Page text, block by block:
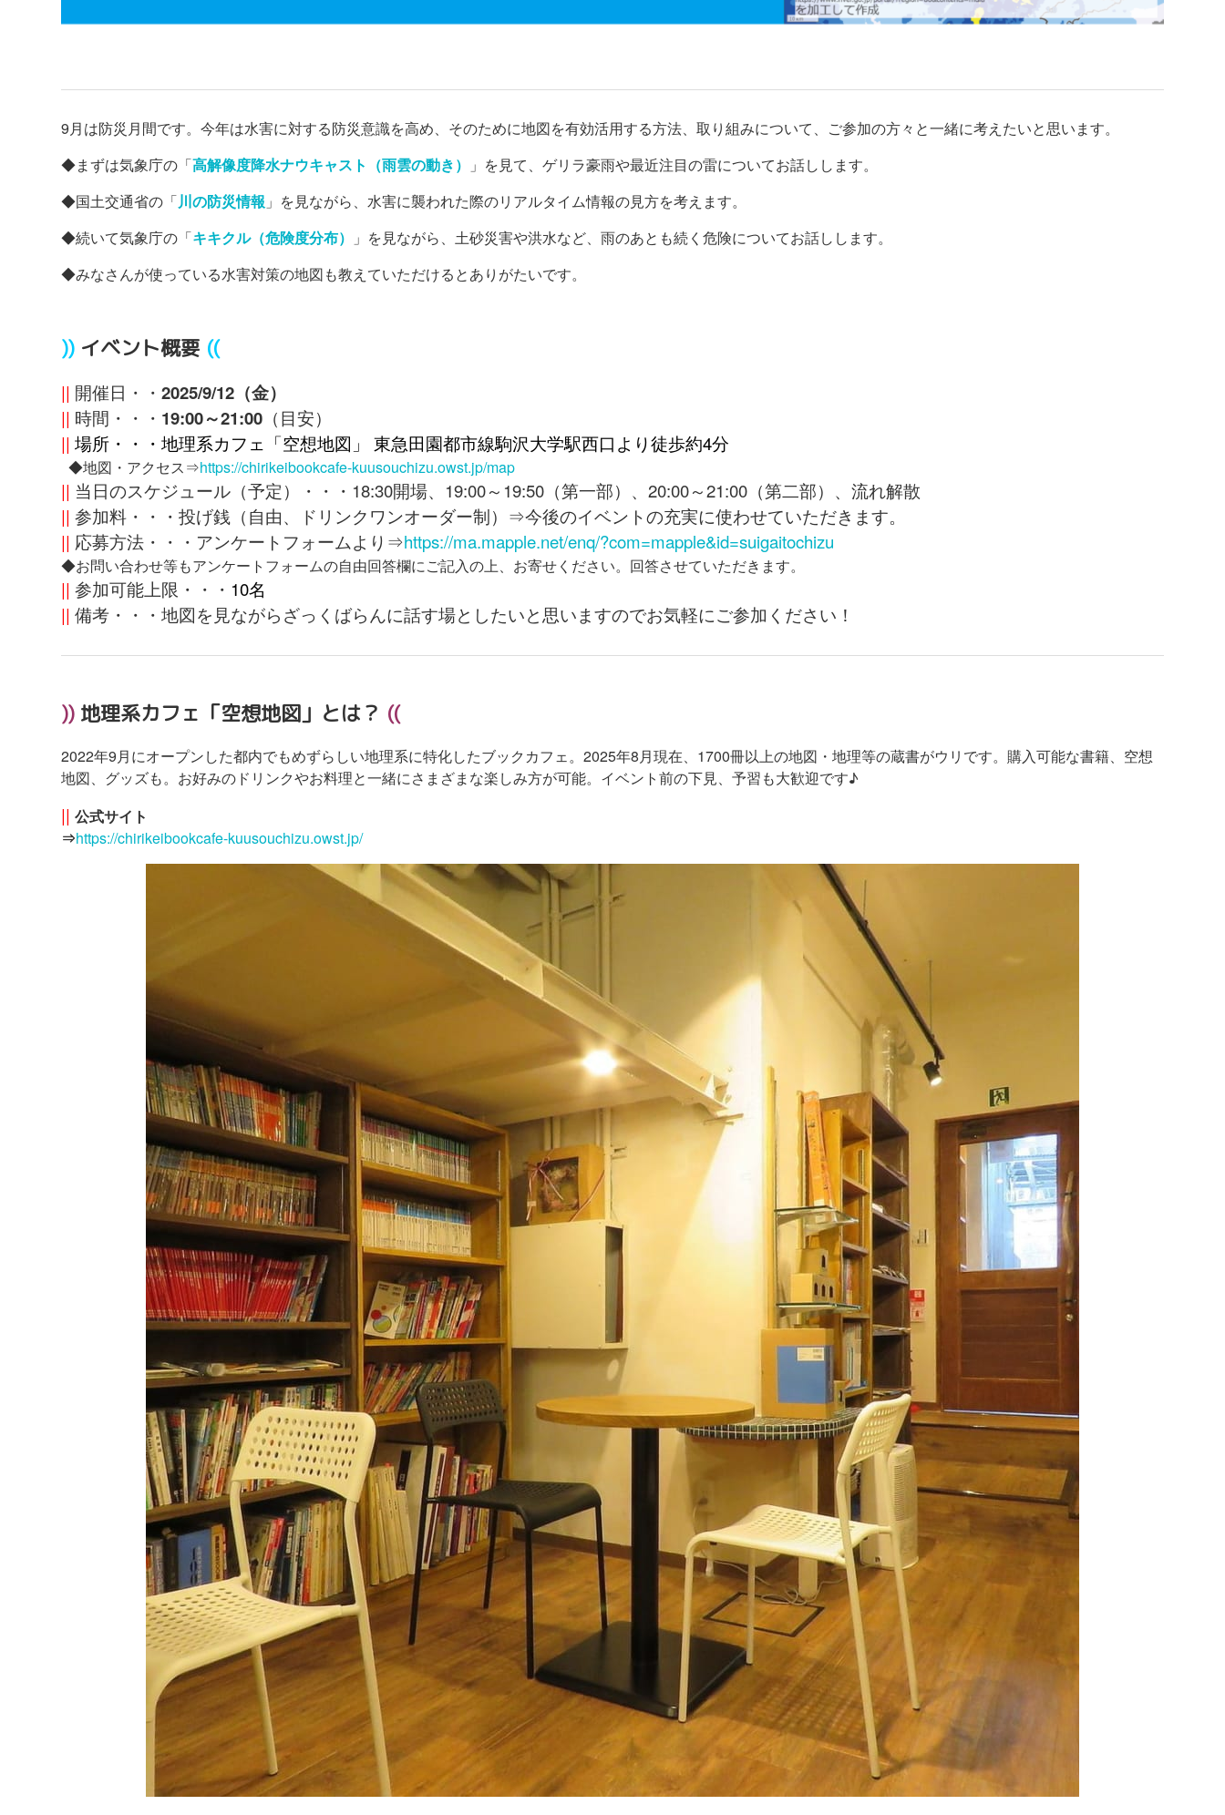
9月は防災月間です。今年は水害に対する防災意識を高め、そのために地図を有効活用する方法、取り組みについて、ご参加の方々と一緒に考えたいと思います。
◆まずは気象庁の「高解像度降水ナウキャスト（雨雲の動き）
」を見て、ゲリラ豪雨や最近注目の雷についてお話しします。
◆国土交通省の「川の防災情報 」を見ながら、水害に襲われた際のリアルタイム情報の見方を考えます。
◆続いて気象庁の「キキクル（危険度分布）
」を見ながら、土砂災害や洪水など、雨のあとも続く危険についてお話しします。
◆みなさんが使っている水害対策の地図も教えていただけるとありがたいです。
)) イベント概要 ((
|| 開催日・・ 2025/9/12（金）
|| 時間・・・ 19:00～21:00 （目安）
|| 場所・・・地理系カフェ「空想地図」 東急田園都市線駒沢大学駅西口より徒歩約4分
◆地図・アクセス⇒https://chirikeibookcafe-kuusouchizu.owst.jp/map
|| 当日のスケジュール（予定）・・・18:30開場、19:00～19:50（第一部）、20:00～21:00（第二部）、流れ解散
|| 参加料・・・投げ銭（自由、ドリンクワンオーダー制）⇒今後のイベントの充実に使わせていただきます。
|| 応募方法・・・アンケートフォームより⇒https://ma.mapple.net/enq/?com=mapple&id=suigaitochizu
◆お問い合わせ等もアンケートフォームの自由回答欄にご記入の上、お寄せください。回答させていただきます。
|| 参加可能上限・・・ 10名
|| 備考・・・地図を見ながらざっくばらんに話す場としたいと思いますのでお気軽にご参加ください！
)) 地理系カフェ「空想地図」とは？ ((
2022年9月にオープンした都内でもめずらしい地理系に特化したブックカフェ。2025年8月現在、1700冊以上の地図・地理等の蔵書がウリです。購入可能な書籍、空想
地図、グッズも。お好みのドリンクやお料理と一緒にさまざまな楽しみ方が可能。イベント前の下見、予習も大歓迎です♪
|| 公式サイト
⇒https://chirikeibookcafe-kuusouchizu.owst.jp/